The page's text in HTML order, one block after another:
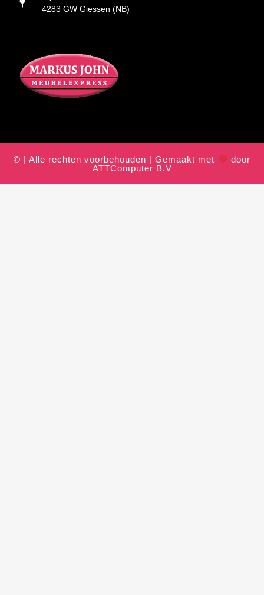
4283 GW Giessen (NB)
© | Alle rechten voorbehouden | Gemaakt met
door
ATTComputer B.V